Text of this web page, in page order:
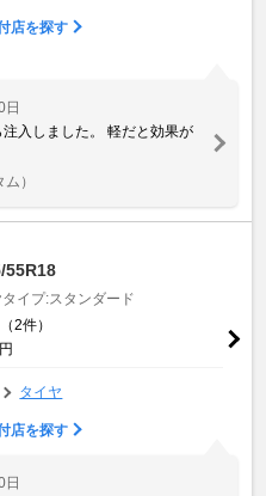
店を探す
日
入しました。 軽だと効果が
）
55R18
イプ:スタンダード
（2件）
タイヤ
店を探す
日